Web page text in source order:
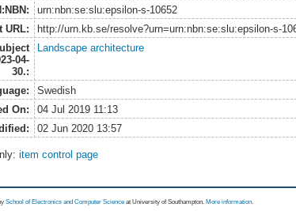
urn:nbn:se:slu:epsilon-s-10652
URL:
http://urn.kb.se/resolve?urn=urn:nbn:se:slu:epsilon-s-
04-
30.:
Landscape architecture
Swedish
On:
04 Jul 2019 11:13
02 Jun 2020 13:57
item control page
School of Electronics and Computer Science at University of Southampton. More information.